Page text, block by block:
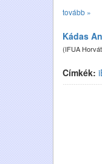
tovább »
Kádas
(IFUA
Címkék: